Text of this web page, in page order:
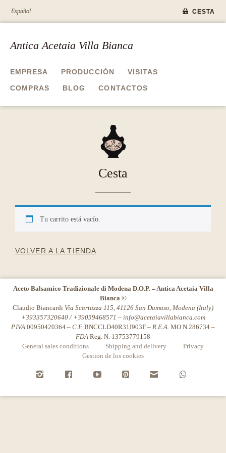
Español CESTA
Antica Acetaia Villa Bianca
EMPRESA PRODUCCIÓN
VISITAS
COMPRAS
BLOG CONTACTOS
A
Cesta
Tu carrito está vacío.
VOLVER A LA TIENDA
Aceto Balsamico Tradizionale di Modena D.O.P. – Antica Acetaia Villa
Bianca ©
Claudio Biancardi Via Scartazza 115, 41126 San Damaso, Modena (Italy)
+393357320640 / +39059468571 – info@acetaiavillabianca.com
P.IVA 00950420364 – C.F. BNCCLD40R31I903F – R.E.A. MO N.286734 –
FDA Reg. N. 13753779158
General sales conditions
Shipping and delivery
Privacy
Gestion de los cookies
i f y P n w